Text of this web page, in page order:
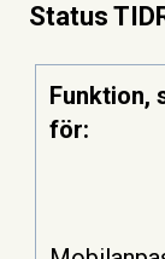
Status
Funktion,
för: